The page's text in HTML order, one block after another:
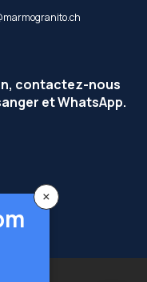
contactez-nous
et WhatsApp.
×